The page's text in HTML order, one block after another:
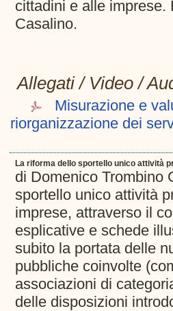
cittadini e alle imprese.
Casalino.
Allegati / Video /
Misurazione e
riorganizzazione dei
La riforma dello sportello unico attività
di Domenico Trombino
sportello unico attività
imprese, attraverso il
esplicative e schede
subito la portata delle
pubbliche coinvolte
associazioni di
delle disposizioni